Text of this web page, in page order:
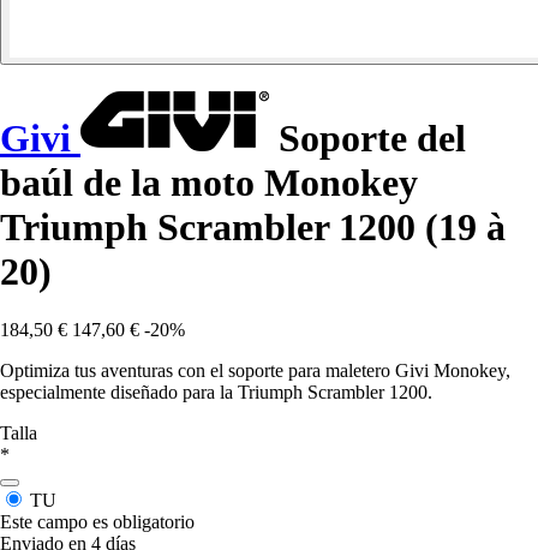
Givi
Soporte del
baúl de la moto Monokey
Triumph Scrambler 1200 (19 à
20)
184,50 € 147,60 € -20%
Optimiza tus aventuras con el soporte para maletero Givi Monokey,
especialmente diseñado para la Triumph Scrambler 1200.
Talla
*
TU
Este campo es obligatorio
Enviado en 4 días